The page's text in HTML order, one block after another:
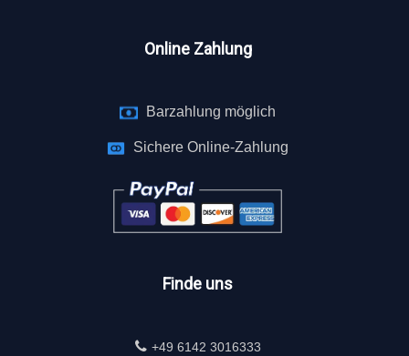
Online Zahlung
Barzahlung möglich
Sichere Online-Zahlung
Finde uns
+49 6142 3016333